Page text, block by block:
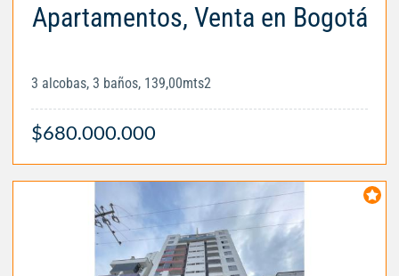
Apartamentos, Venta en Bogotá
3 alcobas, 3 baños, 139,00mts2
$680.000.000